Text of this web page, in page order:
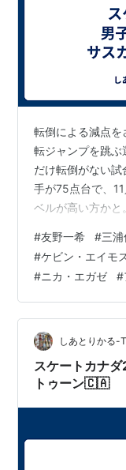
転倒による減点
転ジャンプを跳
だけ転倒がない
手が75点台で、
ベルが高い方かと
#友野一希 #三
#ケビン・エイモ
#ニカ・エガゼ #
しあとりかる-
スケートカナ
トゥーン🇨🇦